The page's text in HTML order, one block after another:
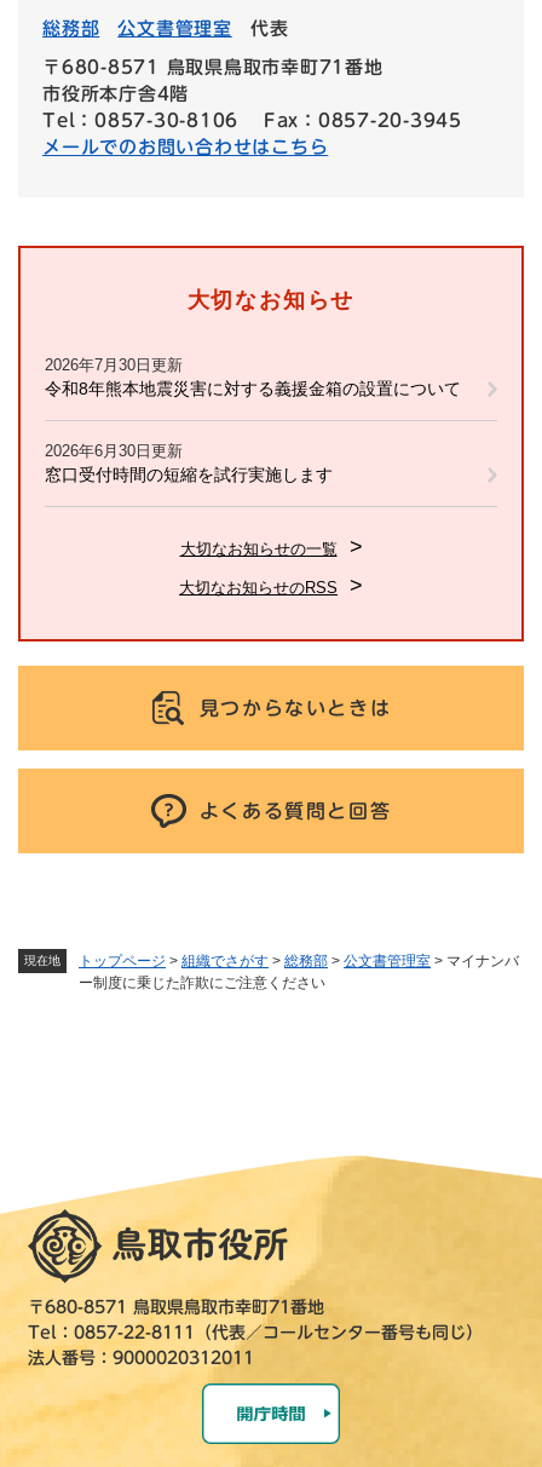
現在地 トップページ > 組織でさがす > 総務部 > 公文書管理室 > マイナンバ
ー制度に乗じた詐欺にご注意ください
総務部 公文書管理室 代表
〒680-8571 鳥取県鳥取市幸町71番地
市役所本庁舎4階
Tel：0857-30-8106
Fax：0857-20-3945
メールでのお問い合わせはこちら
大切なお知らせ
2026年7月30日更新
令和8年熊本地震災害に対する義援金箱の設置について
2026年6月30日更新
窓口受付時間の短縮を試行実施します
大切なお知らせの一覧
大切なお知らせのRSS
見つからないときは
よくある質問と回答
〒680-8571 鳥取県鳥取市幸町71番地
Tel：0857-22-8111（代表／コールセンター番号も同じ）
法人番号：9000020312011